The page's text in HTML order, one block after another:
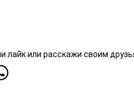
лайк или расскажи своим